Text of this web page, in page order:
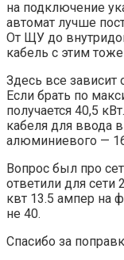
на подключение
автомат лучше
От ЩУ до
кабель с этим
Здесь все
Если брать по
получается 40,5
кабеля для ввода
алюминиевого —
Вопрос был про
ответили для сети
квт 13.5 ампер на
не 40.
Спасибо за